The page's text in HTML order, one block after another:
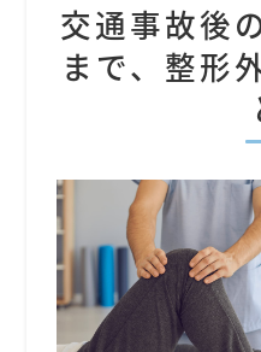
交通事故後
まで、整形